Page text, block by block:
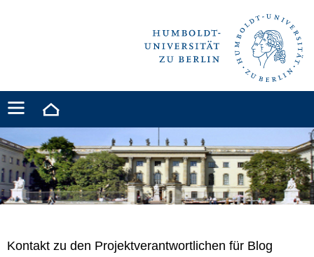
Kontakt zu den Projektverantwortlichen für Blog